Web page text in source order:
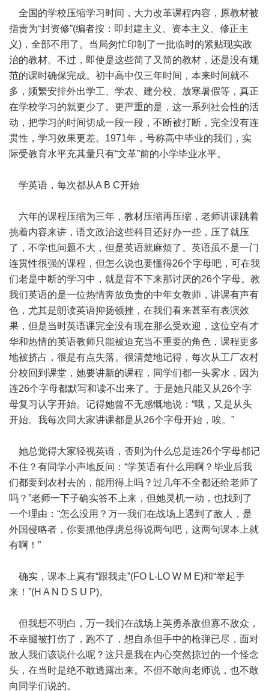
全国的学校压缩学习时间，大力改革课程内容，原教材被
指责为“封资修”(编者按：即封建主义、资本主义、修正主
义)，全部不用了。当局匆忙印制了一批临时的紧贴现实政
治的教材。不过，即使是这些简了又简的教材，还是没有规
范的课时确保完成。初中高中仅三年时间，本来时间就不
多，频繁安排外出学工、学农、建分校、放寒暑假等，真正
在学校学习的就更少了。更严重的是，这一系列社会性的活
动，把学习的时间切成一段一段，不断被打断，完全没有连
贯性，学习效果更差。1971年，号称高中毕业的我们，实
际受教育水平充其量只有“文革”前的小学毕业水平。
学英语，每次都从A B C开始
六年的课程压缩为三年，教材压缩再压缩，老师讲课跳着
挑着内容来讲，语文政治这些科目还好办一些，压了就压
了，不学也问题不大，但是英语就麻烦了。英语虽不是一门
连贯性很强的课程，但怎么说也要懂得26个字母吧，可在我
们老是中断的学习中，就是背不下来那讨厌的26个字母。教
我们英语的是一位热情奔放负责的中年女教师，讲课有声有
色，尤其是朗读英语抑扬顿挫，在我们看来甚至有表演效
果，但是当时英语课完全没有现在那么受欢迎，这位空有才
华和热情的英语教师只能被迫充当不重要的角色，课程更多
地被挤占，很是有点失落。很清楚地记得，每次从工厂农村
分校回到课堂，她要讲新的课程，同学们都一头雾水，因为
连26个字母都默写和读不出来了。于是她只能又从26个字
母复习认字开始。记得她曾不无感慨地说：“哦，又是从头
开始。我每次同大家讲课都是从26个字母开始，唉。”
她总觉得大家轻视英语，否则为什么总是连26个字母都记
不住？有同学小声地反问：“学英语有什么用啊？毕业后我
们都要到农村去的，能用得上吗？过几年不全都还给老师了
吗？”老师一下子确实答不上来，但她灵机一动，也找到了
一个理由：“怎么没用？万一我们在战场上遇到了敌人，是
外国侵略者，你要抓他俘虏总得说两句吧，这两句课本上就
有啊！”
确实，课本上真有“跟我走”(FO L-LO W M E)和“举起手
来！”(H A N D S U P)。
但我想不明白，万一我们在战场上英勇杀敌但寡不敌众，
不幸腿被打伤了，跑不了，想自杀但手中的枪弹已尽，面对
敌人我们该说什么呢？这只是我在内心突然掠过的一个怪念
头，在当时是绝不敢透露出来。不但不敢向老师说，也不敢
向同学们说的。